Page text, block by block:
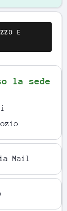
E
la sede
Mail